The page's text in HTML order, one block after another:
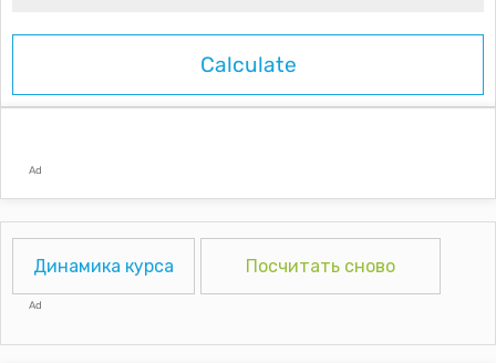
Ad
Динамика курса Посчитать сново
Ad